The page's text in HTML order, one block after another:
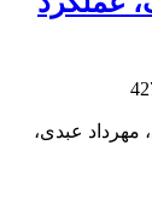
مهرداد عبدی،